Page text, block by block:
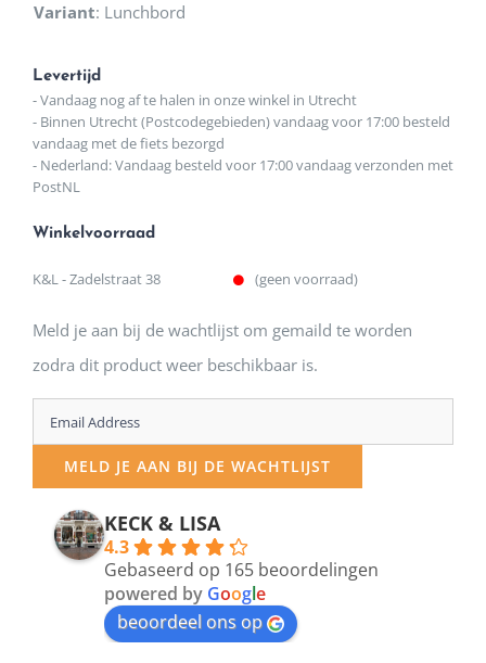
Variant: Lunchbord
Levertijd
- Vandaag nog af te halen in onze winkel in Utrecht
- Binnen Utrecht (Postcodegebieden) vandaag voor 17:00 besteld
vandaag met de fiets bezorgd
- Nederland: Vandaag besteld voor 17:00 vandaag verzonden met
PostNL
Winkelvoorraad
K&L - Zadelstraat 38 (geen voorraad)
Meld je aan bij de wachtlijst om gemaild te worden
zodra dit product weer beschikbaar is.
Enter
your
email
address
MELD JE AAN BIJ DE WACHTLIJST
KECK & LISA
4.3
Gebaseerd op 165 beoordelingen
powered by Google
beoordeel ons op